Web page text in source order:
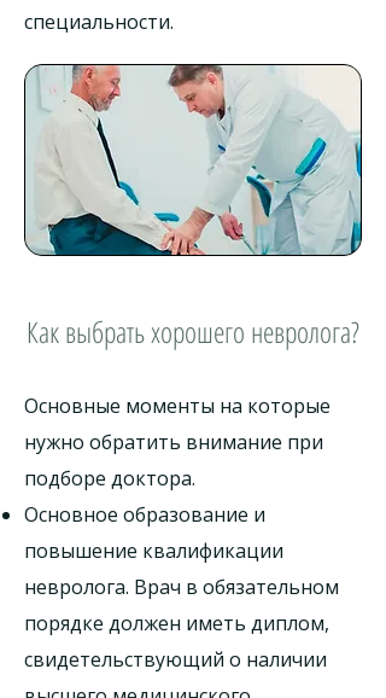
специальности.
Как выбрать хорошего невролога?
Основные моменты на которые
нужно обратить внимание при
подборе доктора.
Основное образование и
повышение квалификации
невролога. Врач в обязательном
порядке должен иметь диплом,
свидетельствующий о наличии